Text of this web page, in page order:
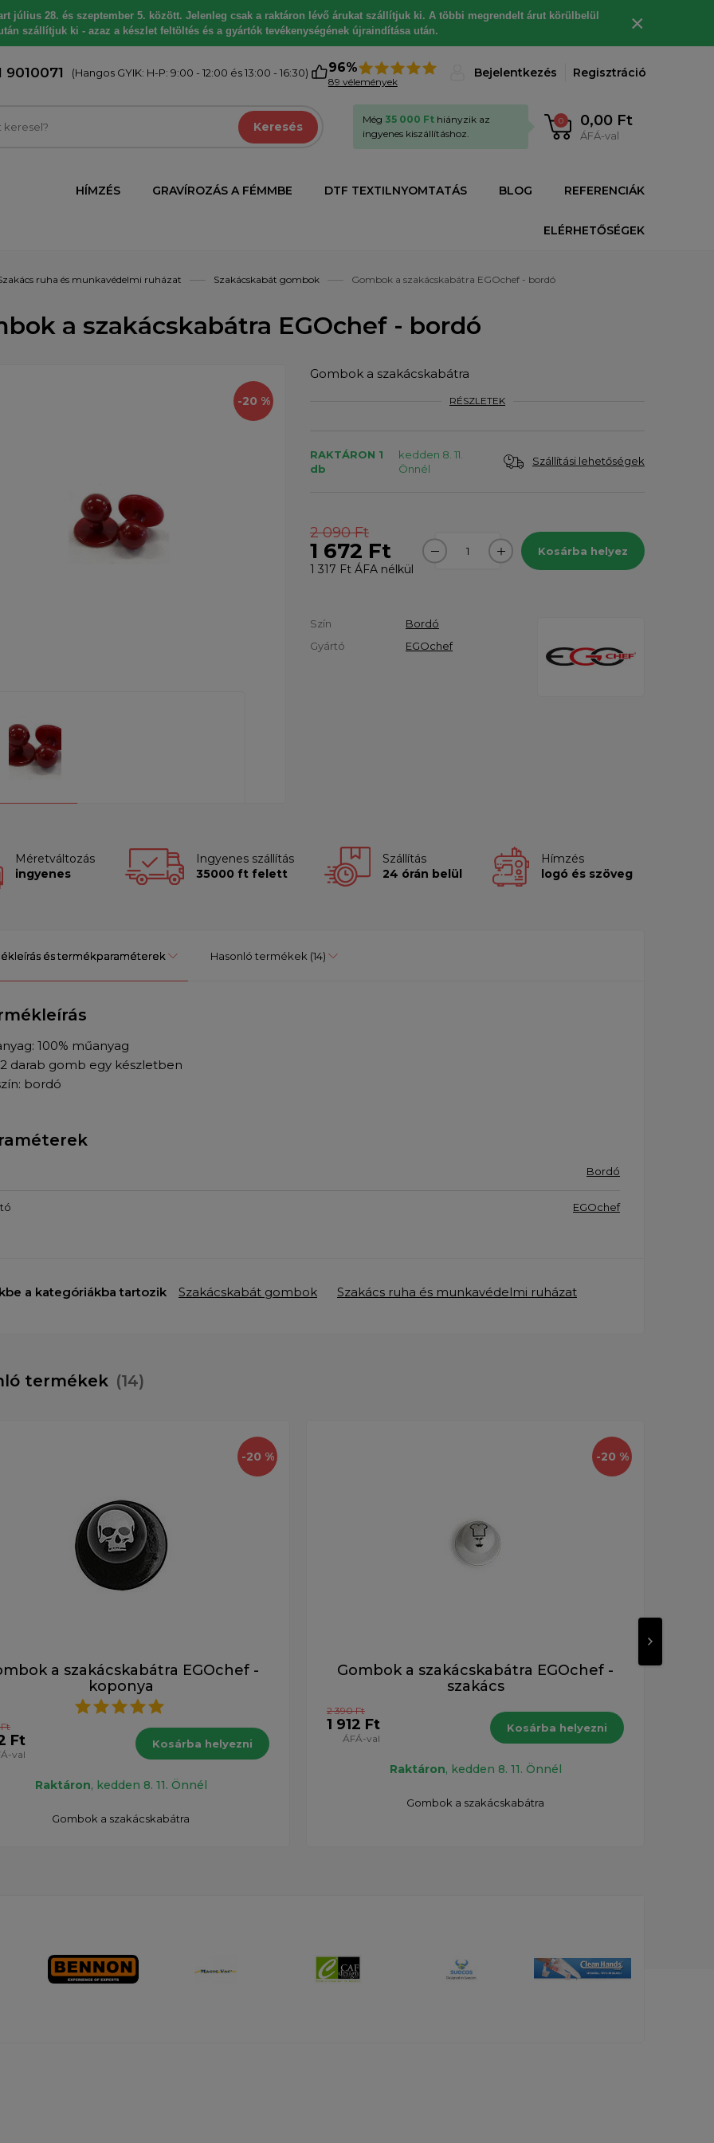
július 28. és szeptember 5. között. Jelenleg csak a raktáron lévő árukat szállítjuk ki. A többi megrendelt árut körülbelül
szállítjuk ki - azaz a készlet feltöltés és a gyártók tevékenységének újraindítása után.
×
9010071 (Hangos GYIK: H-P: 9:00 - 12:00 és 13:00 - 16:30) 96%
89 vélemények
Bejelentkezés Regisztráció
Keresés 0 0,00 Ft
ÁFÁ-val
Még 35 000 Ft hiányzik az
ingyenes kiszállításhoz.
HÍMZÉS GRAVÍROZÁS A FÉMMBE DTF TEXTILNYOMTATÁS BLOG REFERENCIÁK
ELÉRHETŐSÉGEK
ruha és munkavédelmi ruházat Szakácskabát gombok Gombok a szakácskabátra EGOchef - bordó
a szakácskabátra EGOchef - bordó
-20 %
Gombok a szakácskabátra
RÉSZLETEK
RAKTÁRON 1
db
kedden 8. 11.
Önnél
Szállítási lehetőségek
2 090 Ft
1 672 Ft
1 317 Ft ÁFA nélkül
Kosárba helyez
Szín
Bordó
Gyártó
EGOchef
Méretváltozás
ingyenes
Ingyenes szállítás
35000 ft felett
Szállítás
24 órán belül
Hímzés
logó és szöveg
és termékparaméterek Hasonló termékek (14)
100% műanyag
darab gomb egy készletben
bordó
Bordó
EGOchef
a kategóriákba tartozik Szakácskabát gombok Szakács ruha és munkavédelmi ruházat
termékek (14)
-20 %
a szakácskabátra EGOchef -
koponya
Ft
val
Kosárba helyezni
Raktáron, kedden 8. 11. Önnél
Gombok a szakácskabátra
-20 %
Gombok a szakácskabátra EGOchef -
szakács
2 390 Ft
1 912 Ft
ÁFÁ-val
Kosárba helyezni
Raktáron, kedden 8. 11. Önnél
Gombok a szakácskabátra